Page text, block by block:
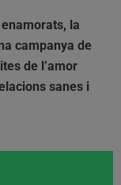
la
campanya de
de l’amor
sanes i